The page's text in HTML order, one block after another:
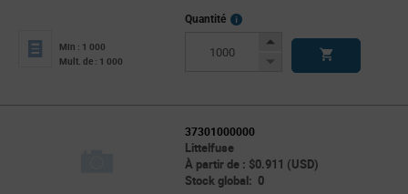
Min : 1 000
Mult. de : 1 000
Quantité
More
Increase
Decrease
37301000000
Littelfuse
À partir de : $0.911 (USD)
Stock global: 0